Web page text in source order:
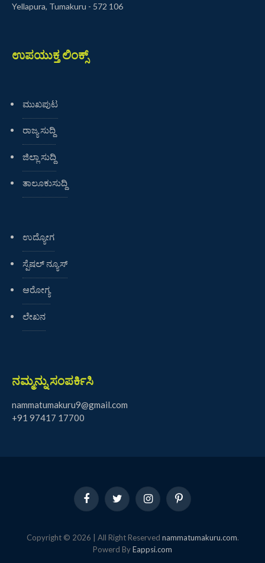
Yellapura, Tumakuru - 572 106
ಉಪಯುಕ್ತ ಲಿಂಕ್ಸ್
ಮುಖಪುಟ
ರಾಜ್ಯ ಸುದ್ದಿ
ಜಿಲ್ಲಾ ಸುದ್ದಿ
ತಾಲೂಕುಸುದ್ದಿ
ಉದ್ಯೋಗ
ಸ್ಪೆಷಲ್ ನ್ಯೂಸ್
ಆರೋಗ್ಯ
ಲೇಖನ
ನಮ್ಮನ್ನು ಸಂಪರ್ಕಿಸಿ
nammatumakuru9@gmail.com
+91 97417 17700
FacebookTwitter InstagramPinterest
Copyright © 2026 | All Right Reserved nammatumakuru.com.
Powerd ByEappsi.com